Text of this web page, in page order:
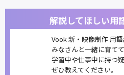
解説してほしい用
Vook 新・映像制作 用語
みなさんと一緒に育て
学習中や仕事中に持つ疑
ぜひ教えてください。